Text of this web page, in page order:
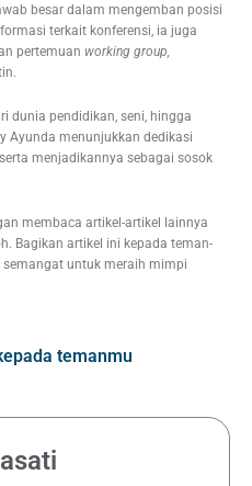
besar dalam mengemban posisi
terkait konferensi, ia juga
pertemuan working group,
dunia pendidikan, seni, hingga
Ayunda menunjukkan dedikasi
menjadikannya sebagai sosok
membaca artikel-artikel lainnya
Bagikan artikel ini kepada teman-
untuk meraih mimpi
temanmu